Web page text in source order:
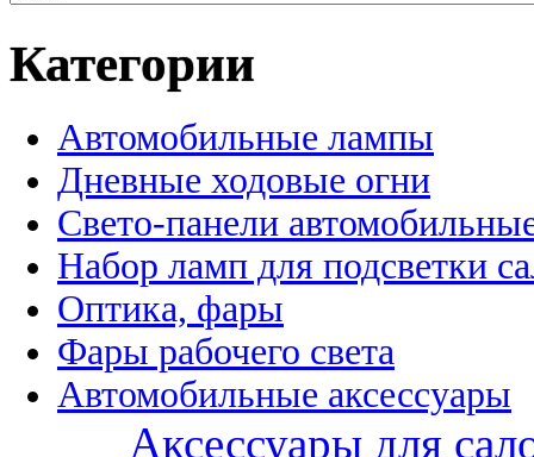
Категории
Автомобильные лампы
Дневные ходовые огни
Свето-панели
Набор ламп для подсветки
Оптика, фары
Фары рабочего света
Автомобильные аксессуары
Аксессуары для